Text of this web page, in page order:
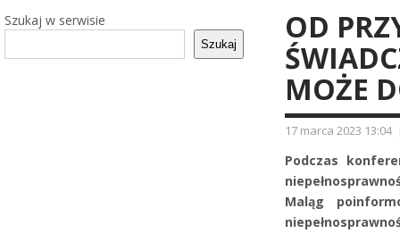
Szukaj w serwisie
Szukaj
OD
MOŻE
17 marca 2023 13:04
Podczas
Maląg